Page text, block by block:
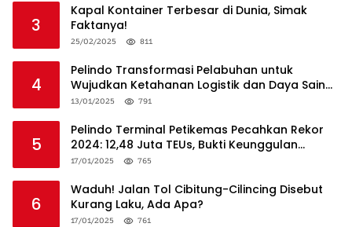
3
Kapal Kontainer Terbesar di Dunia, Simak
Faktanya!
25/02/2025 811
4
Pelindo Transformasi Pelabuhan untuk
Wujudkan Ketahanan Logistik dan Daya Saing
Global
13/01/2025 791
5
Pelindo Terminal Petikemas Pecahkan Rekor
2024: 12,48 Juta TEUs, Bukti Keunggulan
Logistik Nasional
17/01/2025 765
6
Waduh! Jalan Tol Cibitung-Cilincing Disebut
Kurang Laku, Ada Apa?
17/01/2025 761